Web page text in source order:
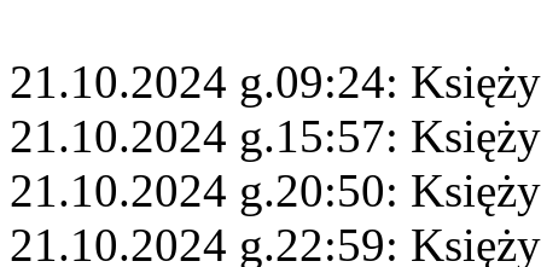
21.10.2024 g.09:24:
21.10.2024 g.15:57:
21.10.2024 g.20:50:
21.10.2024 g.22:59: